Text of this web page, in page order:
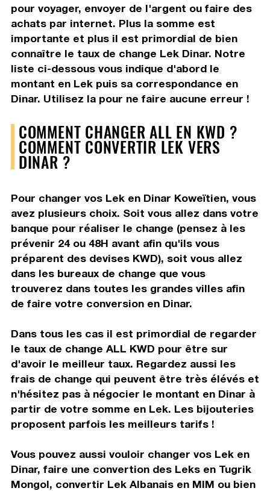
pour voyager, envoyer de l'argent ou faire des
achats par internet. Plus la somme est
importante et plus il est primordial de bien
connaître le taux de change Lek Dinar. Notre
liste ci-dessous vous indique d'abord le
montant en Lek puis sa correspondance en
Dinar. Utilisez la pour ne faire aucune erreur !
COMMENT CHANGER ALL EN KWD ?
COMMENT CONVERTIR LEK VERS
DINAR ?
Pour changer vos Lek en Dinar Koweïtien, vous
avez plusieurs choix. Soit vous allez dans votre
banque pour réaliser le change (pensez à les
prévenir 24 ou 48H avant afin qu'ils vous
préparent des devises KWD), soit vous allez
dans les bureaux de change que vous
trouverez dans toutes les grandes villes afin
de faire votre conversion en Dinar.
Dans tous les cas il est primordial de regarder
le taux de change ALL KWD pour être sur
d'avoir le meilleur taux. Regardez aussi les
frais de change qui peuvent être très élévés et
n'hésitez pas à négocier le montant en Dinar à
partir de votre somme en Lek. Les bijouteries
proposent parfois les meilleurs tarifs !
Vous pouvez aussi vouloir changer vos Lek en
Dinar, faire une convertion des Leks en Tugrik
Mongol, convertir Lek Albanais en MIM ou bien